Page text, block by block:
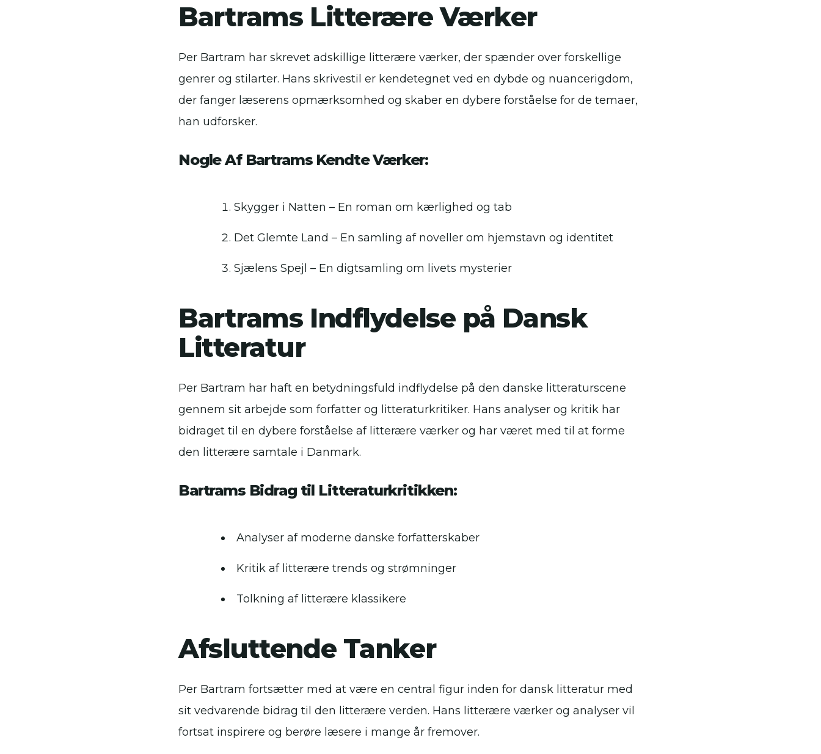
Bartrams Litterære Værker
Per Bartram har skrevet adskillige litterære værker, der spænder over forskellige
genrer og stilarter. Hans skrivestil er kendetegnet ved en dybde og nuancerigdom,
der fanger læserens opmærksomhed og skaber en dybere forståelse for de temaer,
han udforsker.
Nogle Af Bartrams Kendte Værker:
Skygger i Natten – En roman om kærlighed og tab
Det Glemte Land – En samling af noveller om hjemstavn og identitet
Sjælens Spejl – En digtsamling om livets mysterier
Bartrams Indflydelse på Dansk
Litteratur
Per Bartram har haft en betydningsfuld indflydelse på den danske litteraturscene
gennem sit arbejde som forfatter og litteraturkritiker. Hans analyser og kritik har
bidraget til en dybere forståelse af litterære værker og har været med til at forme
den litterære samtale i Danmark.
Bartrams Bidrag til Litteraturkritikken:
Analyser af moderne danske forfatterskaber
Kritik af litterære trends og strømninger
Tolkning af litterære klassikere
Afsluttende Tanker
Per Bartram fortsætter med at være en central figur inden for dansk litteratur med
sit vedvarende bidrag til den litterære verden. Hans litterære værker og analyser vil
fortsat inspirere og berøre læsere i mange år fremover.